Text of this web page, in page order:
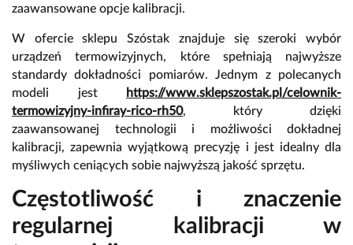
zaawansowane opcje kalibracji.
W ofercie sklepu Szóstak znajduje się szeroki wybór
urządzeń termowizyjnych, które spełniają najwyższe
standardy dokładności pomiarów. Jednym z polecanych
modeli jest
https://www.sklepszostak.pl/celownik-
termowizyjny-infiray-rico-rh50, który dzięki
zaawansowanej technologii i możliwości dokładnej
kalibracji, zapewnia wyjątkową precyzję i jest idealny dla
myśliwych ceniących sobie najwyższą jakość sprzętu.
Częstotliwość i znaczenie
regularnej kalibracji w